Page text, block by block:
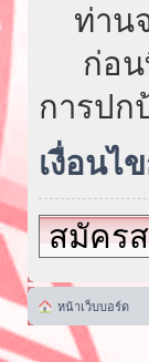
ท่านจ
ก่อนที่
การปก
เงื่อนไ
สมัคร
หน้าเว็บบอร์ด